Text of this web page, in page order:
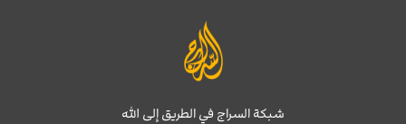
شبكة السراج في الطريق إلى الله